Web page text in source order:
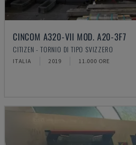
CINCOM A320-VII MOD. A20-3F7
CITIZEN - TORNIO DI TIPO SVIZZERO
ITALIA 2019 11.000 ORE